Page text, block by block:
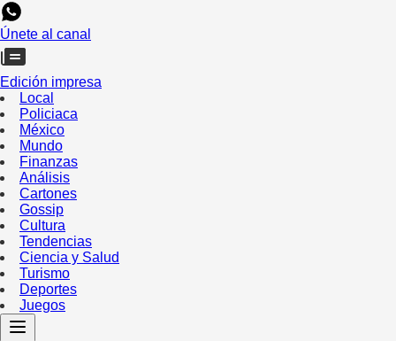
Únete al canal
Edición impresa
Local
Policiaca
México
Mundo
Finanzas
Análisis
Cartones
Gossip
Cultura
Tendencias
Ciencia y Salud
Turismo
Deportes
Juegos